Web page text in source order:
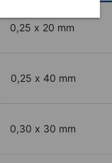
0,25 x 20 mm
0,25 x 40 mm
0,30 x 30 mm